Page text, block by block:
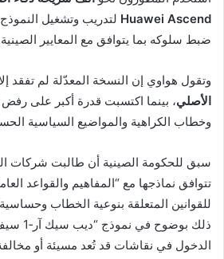
Huawei Ascend لتدريب وتشغيل
ضبط سلوكه بما يتوافق مع المعايير
وتقول هواوي إن النسخة المعدّلة لم تفقد إلا
الأصلي، بينما اكتسبت قدرة أكبر على رفض
وخطاب الكراهية والمواضيع السياسية
سبق للحكومة الصينية أن طالبت شركات
تتوافق نماذجها مع “المفاهيم والقواعد
للقوانين المتعلقة بنوعية الخطاب
ذلك
الدخول في نقاشات قد تُعد مسيئة أو